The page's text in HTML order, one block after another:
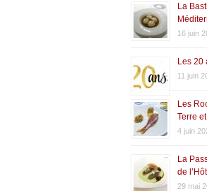
La
16 juin
Les 20
11 juin
Les
Terre
4 juin
La
de
29 mai